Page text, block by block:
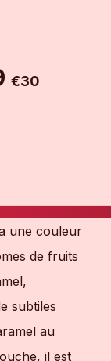
€30
une couleur
de fruits
subtiles
au
il est